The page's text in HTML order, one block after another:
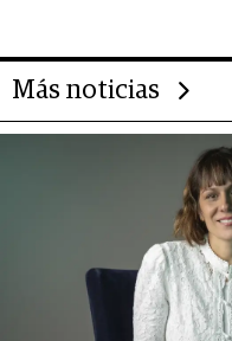
Más noticias